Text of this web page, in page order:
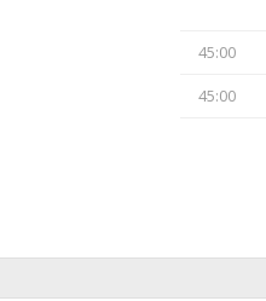
45:00
45:00